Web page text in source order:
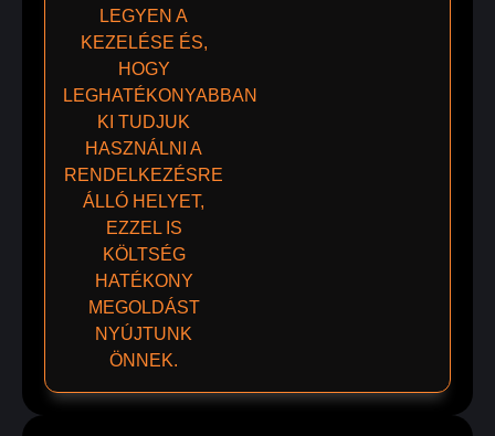
LEGYEN A
KEZELÉSE ÉS,
HOGY
LEGHATÉKONYABBAN
KI TUDJUK
HASZNÁLNI A
RENDELKEZÉSRE
ÁLLÓ HELYET,
EZZEL IS
KÖLTSÉG
HATÉKONY
MEGOLDÁST
NYÚJTUNK
ÖNNEK.